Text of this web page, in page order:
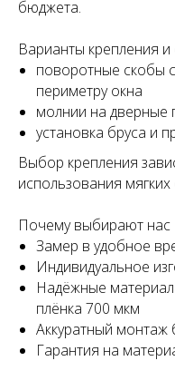
бюджета.
Варианты крепления и
поворотные скобы
периметру окна
молнии на дверные
установка бруса и
Выбор крепления
использования мягких
Почему выбирают нас
Замер в удобное
Индивидуальное
Надёжные
плёнка 700 мкм
Аккуратный монтаж
Гарантия на